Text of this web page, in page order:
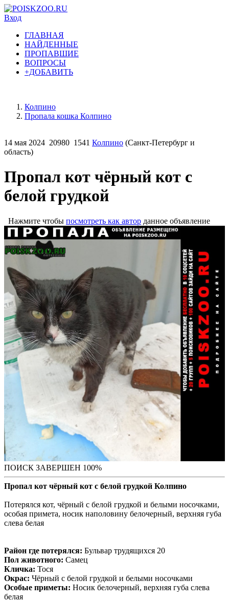
Вход
ГЛАВНАЯ
НАЙДЕННЫЕ
ПРОПАВШИЕ
ВОПРОСЫ
+ДОБАВИТЬ
Колпино
Пропала кошка Колпино
14 мая 2024 20980 1541 Колпино (Санкт-Петербург и
область)
Пропал кот чёрный кот с
белой грудкой
Нажмите чтобы посмотреть как автор данное объявление
ПОИСК ЗАВЕРШЕН 100%
Пропал кот чёрный кот с белой грудкой Колпино
Потерялся кот, чёрный с белой грудкой и белыми носочками,
особая примета, носик наполовину белочерный, верхняя губа
слева белая
Район где потерялся: Бульвар трудящихся 20
Пол животного: Самец
Кличка: Тося
Окрас: Чёрный с белой грудкой и белыми носочками
Особые приметы: Носик белочерный, верхняя губа слева
белая